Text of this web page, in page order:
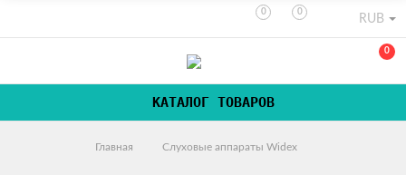
0 0
RUB
0
КАТАЛОГ ТОВАРОВ
Главная Слуховые аппараты Widex